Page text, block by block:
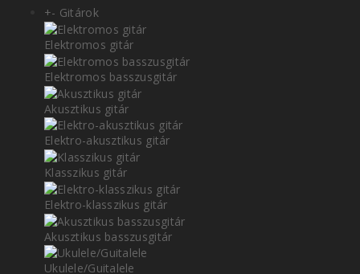
+- Gitárok
Elektromos gitár
Elektromos basszusgitár
Akusztikus gitár
Elektro-akusztikus gitár
Klasszikus gitár
Elektro-klasszikus gitár
Akusztikus basszusgitár
Ukulele/Guitalele